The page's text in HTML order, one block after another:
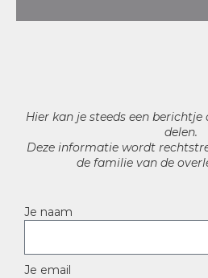
Hier kan je steeds een
delen.
Deze informatie wordt
de familie van de
Je naam
Je email